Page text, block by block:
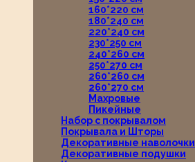
160*220 см
180*240 см
220*240 см
230*250 см
240*260 см
250*270 см
260*260 см
260*270 см
Махровые
Пикейные
Набор с покрывалом
Покрывала и Шторы
Декоративные наволочки
Декоративные подушки